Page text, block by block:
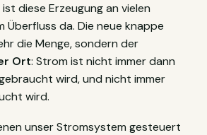
diese Erzeugung an vielen
Überfluss da. Die neue knappe
die Menge, sondern der
Ort: Strom ist nicht immer dann
wird, und nicht immer
wird.
unser Stromsystem gesteuert